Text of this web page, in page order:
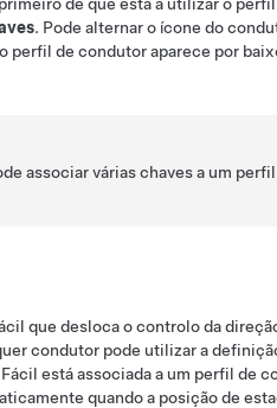
. Pode alternar o ícone do
de condutor aparece por
associar várias chaves a um
que desloca ocontrolo da
condutor pode utilizar a
está associada a um perfil de
quando a posição de